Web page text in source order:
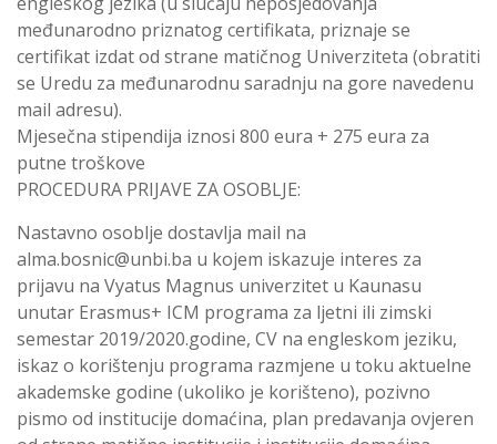
međunarodno priznatog certifikata, priznaje se
certifikat izdat od strane matičnog Univerziteta (obratiti
se Uredu za međunarodnu saradnju na gore navedenu
mail adresu).
Mjesečna stipendija iznosi 800 eura + 275 eura za
putne troškove
PROCEDURA PRIJAVE ZA OSOBLJE:
Nastavno osoblje dostavlja mail na
alma.bosnic@unbi.ba u kojem iskazuje interes za
prijavu na Vyatus Magnus univerzitet u Kaunasu
unutar Erasmus+ ICM programa za ljetni ili zimski
semestar 2019/2020.godine, CV na engleskom jeziku,
iskaz o korištenju programa razmjene u toku aktuelne
akademske godine (ukoliko je korišteno), pozivno
pismo od institucije domaćina, plan predavanja ovjeren